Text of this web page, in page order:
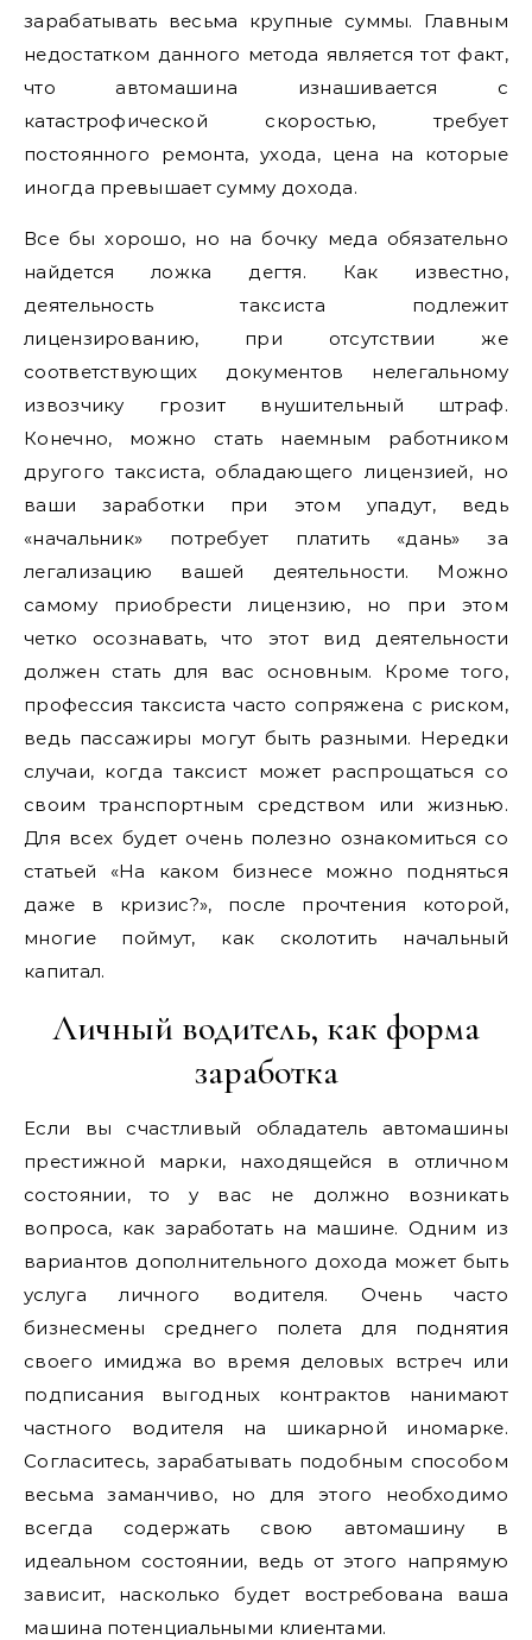
зарабатывать весьма крупные суммы. Главным
недостатком данного метода является тот факт,
что автомашина изнашивается с
катастрофической скоростью, требует
постоянного ремонта, ухода, цена на которые
иногда превышает сумму дохода.
Все бы хорошо, но на бочку меда обязательно
найдется ложка дегтя. Как известно,
деятельность таксиста подлежит
лицензированию, при отсутствии же
соответствующих документов нелегальному
извозчику грозит внушительный штраф.
Конечно, можно стать наемным работником
другого таксиста, обладающего лицензией, но
ваши заработки при этом упадут, ведь
«начальник» потребует платить «дань» за
легализацию вашей деятельности. Можно
самому приобрести лицензию, но при этом
четко осознавать, что этот вид деятельности
должен стать для вас основным. Кроме того,
профессия таксиста часто сопряжена с риском,
ведь пассажиры могут быть разными. Нередки
случаи, когда таксист может распрощаться со
своим транспортным средством или жизнью.
Для всех будет очень полезно ознакомиться со
статьей «На каком бизнесе можно подняться
даже в кризис?», после прочтения которой,
многие поймут, как сколотить начальный
капитал.
Личный водитель, как форма
заработка
Если вы счастливый обладатель автомашины
престижной марки, находящейся в отличном
состоянии, то у вас не должно возникать
вопроса, как заработать на машине. Одним из
вариантов дополнительного дохода может быть
услуга личного водителя. Очень часто
бизнесмены среднего полета для поднятия
своего имиджа во время деловых встреч или
подписания выгодных контрактов нанимают
частного водителя на шикарной иномарке.
Согласитесь, зарабатывать подобным способом
весьма заманчиво, но для этого необходимо
всегда содержать свою автомашину в
идеальном состоянии, ведь от этого напрямую
зависит, насколько будет востребована ваша
машина потенциальными клиентами.